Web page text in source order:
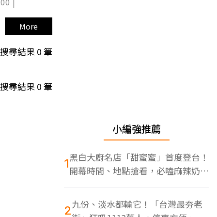
More
搜尋結果0筆
搜尋結果0筆
小編強推薦
1黑白大廚名店「甜蜜蜜」首度登台！
開幕時間、地點搶看，必嗑麻辣奶油
蝦
2九份、淡水都輸它！「台灣最夯老